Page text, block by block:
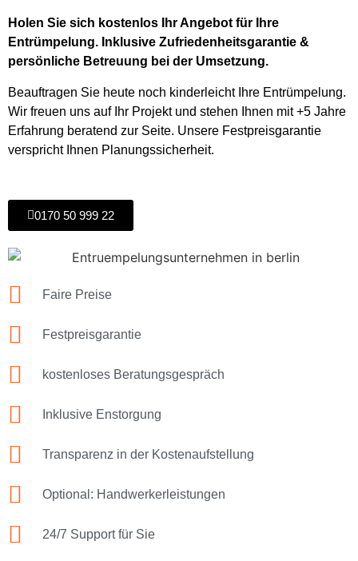
Holen Sie sich kostenlos Ihr Angebot für Ihre
Entrümpelung. Inklusive Zufriedenheitsgarantie &
persönliche Betreuung bei der Umsetzung.
Beauftragen Sie heute noch kinderleicht Ihre Entrümpelung.
Wir freuen uns auf Ihr Projekt und stehen Ihnen mit +5 Jahre
Erfahrung beratend zur Seite. Unsere Festpreisgarantie
verspricht Ihnen Planungssicherheit.
0170 50 999 22
Faire Preise
Festpreisgarantie
kostenloses Beratungsgespräch
Inklusive Enstorgung
Transparenz in der Kostenaufstellung
Optional: Handwerkerleistungen
24/7 Support für Sie